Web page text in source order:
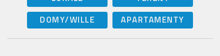
DOMY/WILLE
APARTAMENTY